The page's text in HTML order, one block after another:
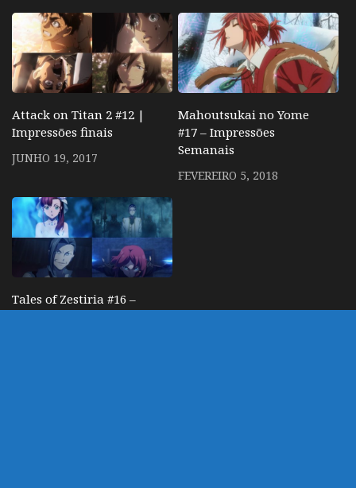
Attack on Titan 2 #12 |
Impressões finais
JUNHO 19, 2017
Mahoutsukai no Yome
#17 – Impressões
Semanais
FEVEREIRO 5, 2018
Tales of Zestiria #16 –